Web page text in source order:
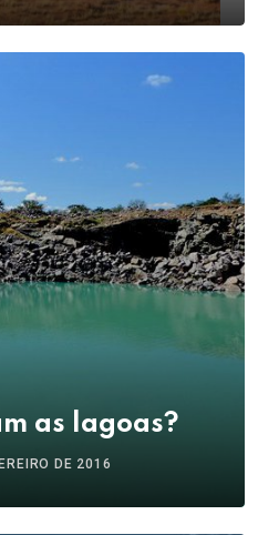
as lagoas?
DE 2016